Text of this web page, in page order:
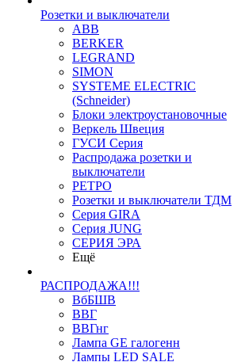
Розетки и выключатели
ABB
BERKER
LEGRAND
SIMON
SYSTEME ELECTRIC
(Schneider)
Блоки электроустановочные
Веркель Швеция
ГУСИ Серия
Распродажа розетки и
выключатели
РЕТРО
Розетки и выключатели ТДМ
Серия GIRA
Серия JUNG
СЕРИЯ ЭРА
Ещё
РАСПРОДАЖА!!!
ВбБШВ
ВВГ
ВВГнг
Лампа GE галогенн
Лампы LED SALE